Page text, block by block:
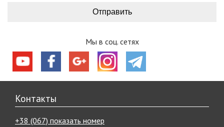
Мы в соц. сетях
Контакты
+38 (067) показать номер